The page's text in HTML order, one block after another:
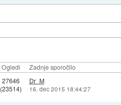
Ogledi Zadnje sporočilo
27646
(23514)
Dr_M
16. dec 2015 18:44:27